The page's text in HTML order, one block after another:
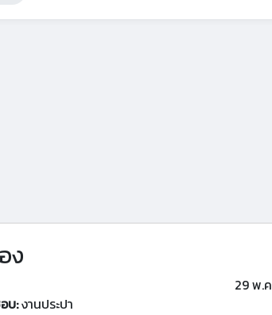
ง
29 พ.
บ:งานประปา